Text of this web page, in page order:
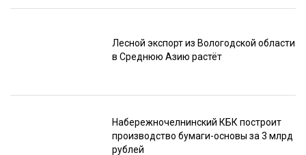
Лесной экспорт из Вологодской области
в Среднюю Азию растёт
Набережночелнинский КБК построит
производство бумаги-основы за 3 млрд
рублей